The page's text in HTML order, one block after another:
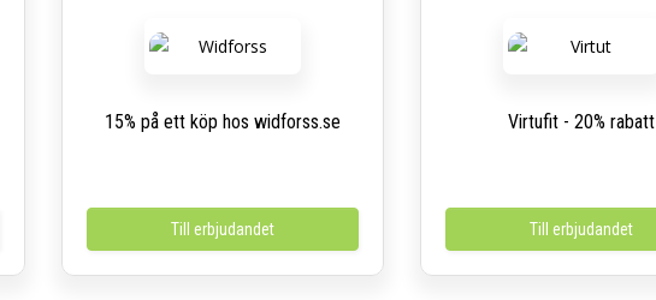
15% på ett köp hos widforss.se
Till erbjudandet
Virtufit - 20% rabatt
Till erbjudandet